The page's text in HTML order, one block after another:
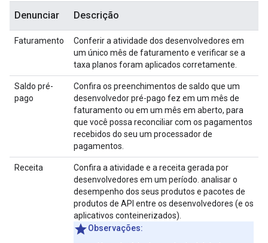
Denunciar Descrição
Faturamento
Conferir a atividade dos desenvolvedores em
um único mês de faturamento e verificar se a
taxa planos foram aplicados corretamente.
Saldo pré-
pago
Confira os preenchimentos de saldo que um
desenvolvedor pré-pago fez em um mês de
faturamento ou em um mês em aberto, para
que você possa reconciliar com os pagamentos
recebidos do seu um processador de
pagamentos.
Receita
Confira a atividade e a receita gerada por
desenvolvedores em um período. analisar o
desempenho dos seus produtos e pacotes de
produtos de API entre os desenvolvedores (e os
aplicativos conteinerizados).
Observações: